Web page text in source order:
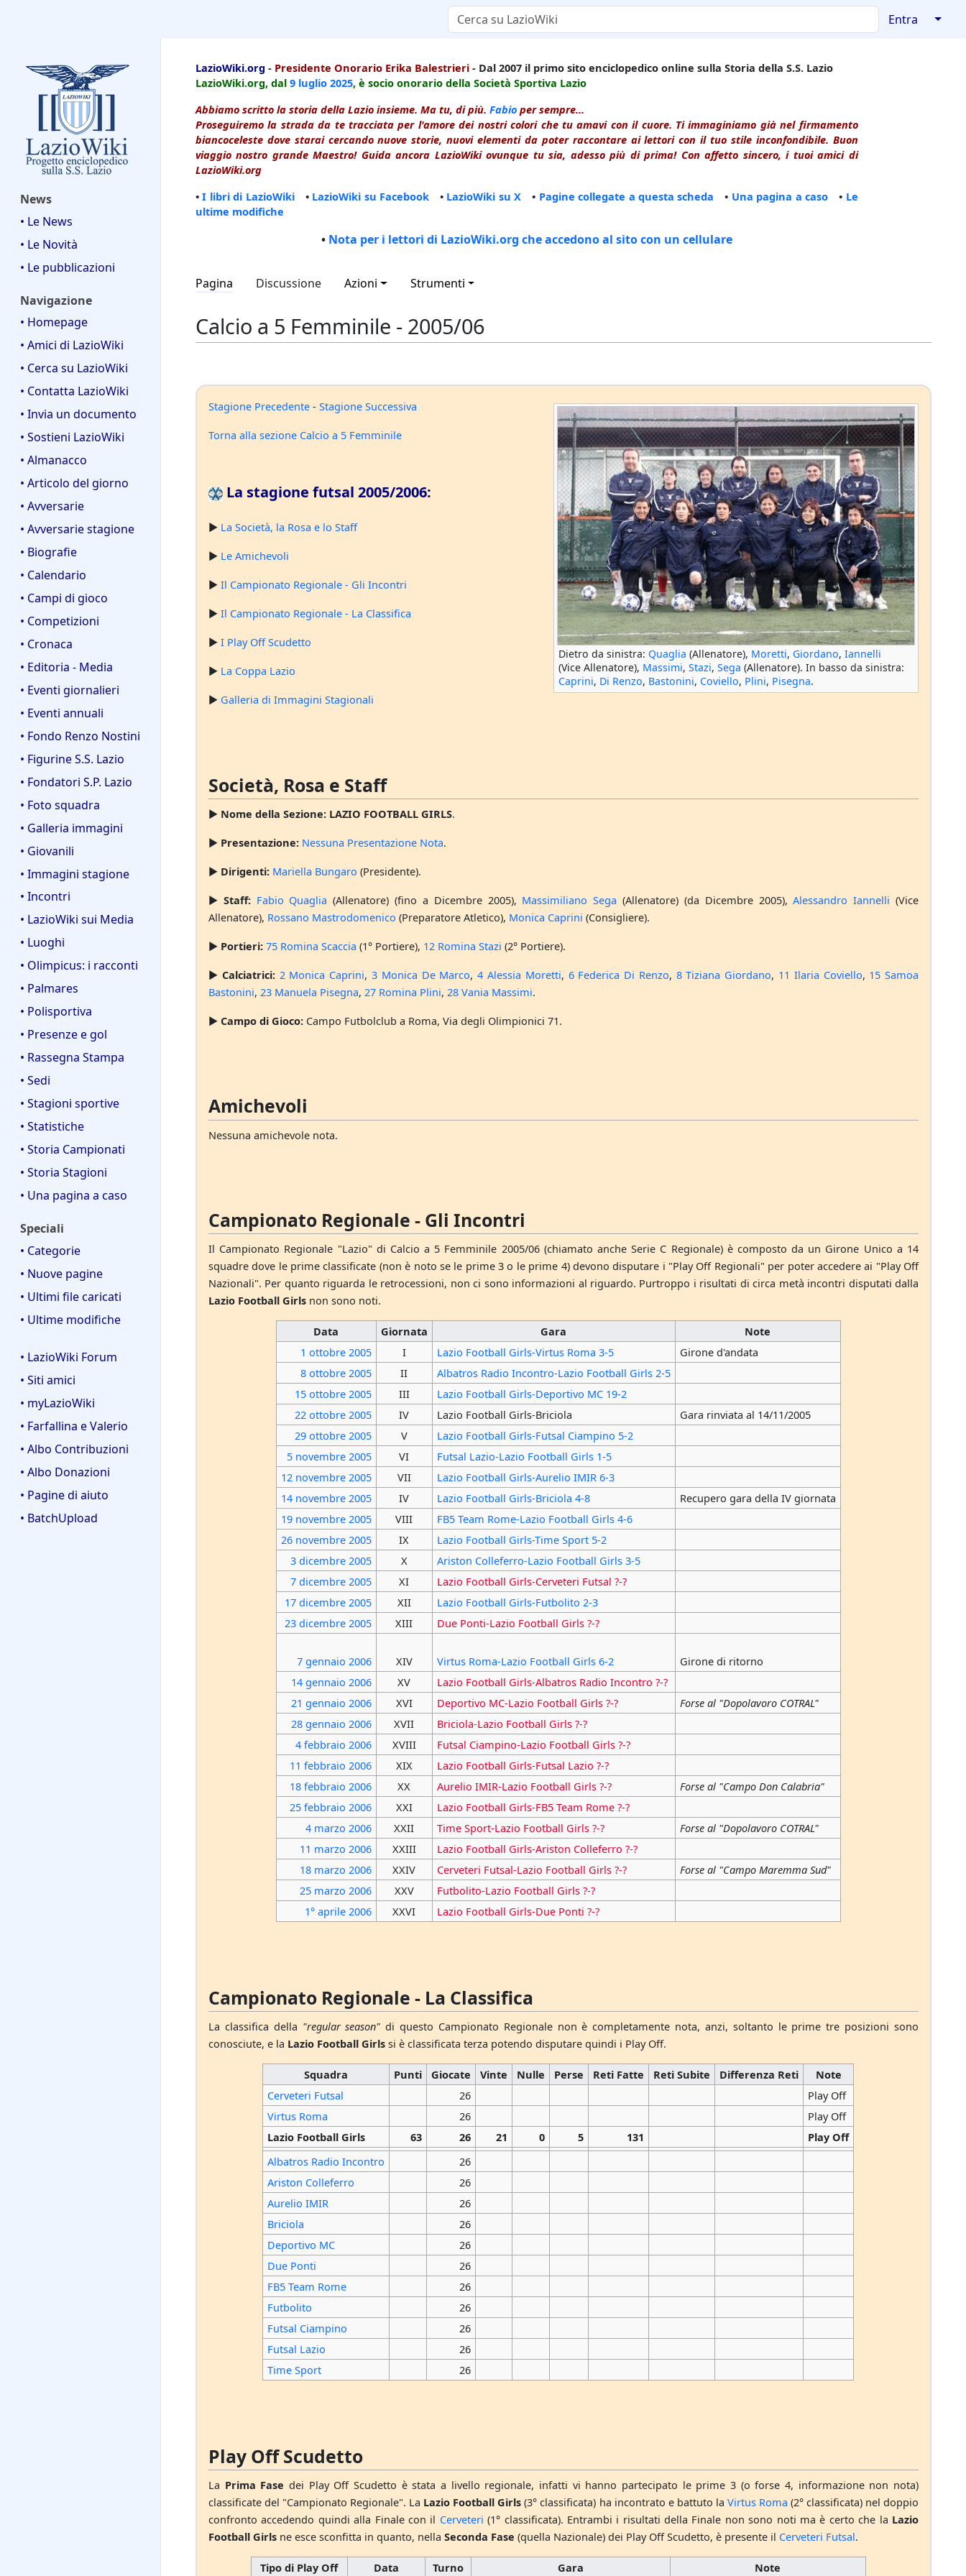
Entra ↓
News
• Le News
• Le Novità
• Le pubblicazioni
Navigazione
• Homepage
• Amici di LazioWiki
• Cerca su LazioWiki
• Contatta LazioWiki
• Invia un documento
• Sostieni LazioWiki
• Almanacco
• Articolo del giorno
• Avversarie
• Avversarie stagione
• Biografie
• Calendario
• Campi di gioco
• Competizioni
• Cronaca
• Editoria - Media
• Eventi giornalieri
• Eventi annuali
• Fondo Renzo Nostini
• Figurine S.S. Lazio
• Fondatori S.P. Lazio
• Foto squadra
• Galleria immagini
• Giovanili
• Immagini stagione
• Incontri
• LazioWiki sui Media
• Luoghi
• Olimpicus: i racconti
• Palmares
• Polisportiva
• Presenze e gol
• Rassegna Stampa
• Sedi
• Stagioni sportive
• Statistiche
• Storia Campionati
• Storia Stagioni
• Una pagina a caso
Speciali
• Categorie
• Nuove pagine
• Ultimi file caricati
• Ultime modifiche
• LazioWiki Forum
• Siti amici
• myLazioWiki
• Farfallina e Valerio
• Albo Contribuzioni
• Albo Donazioni
• Pagine di aiuto
• BatchUpload
LazioWiki.org - Presidente Onorario Erika Balestrieri - Dal 2007 il primo sito enciclopedico online sulla Storia della S.S. Lazio
LazioWiki.org, dal 9 luglio 2025, è socio onorario della Società Sportiva Lazio
Abbiamo scritto la storia della Lazio insieme. Ma tu, di più. Fabio per sempre...
Proseguiremo la strada da te tracciata per l'amore dei nostri colori che tu amavi con il cuore. Ti immaginiamo già nel firmamento
biancoceleste dove starai cercando nuove storie, nuovi elementi da poter raccontare ai lettori con il tuo stile inconfondibile. Buon
viaggio nostro grande Maestro! Guida ancora LazioWiki ovunque tu sia, adesso più di prima! Con affetto sincero, i tuoi amici di
LazioWiki.org
•I libri di LazioWiki• LazioWiki su Facebook • LazioWiki su X • Pagine collegate a questa scheda • Una pagina a caso • Le
ultime modifiche
• Nota per i lettori di LazioWiki.org che accedono al sito con un cellulare
Pagina Discussione Azioni Strumenti
Calcio a 5 Femminile - 2005/06
Dietro da sinistra: Quaglia (Allenatore), Moretti, Giordano, Iannelli
(Vice Allenatore), Massimi, Stazi, Sega (Allenatore). In basso da sinistra:
Caprini, Di Renzo, Bastonini, Coviello, Plini, Pisegna.
Stagione Precedente - Stagione Successiva
Torna alla sezione Calcio a 5 Femminile
La stagione futsal 2005/2006:
► La Società, la Rosa e lo Staff
► Le Amichevoli
► Il Campionato Regionale - Gli Incontri
► Il Campionato Regionale - La Classifica
► I Play Off Scudetto
► La Coppa Lazio
► Galleria di Immagini Stagionali
Società, Rosa e Staff
► Nome della Sezione: LAZIO FOOTBALL GIRLS.
► Presentazione: Nessuna Presentazione Nota.
► Dirigenti: Mariella Bungaro (Presidente).
► Staff: Fabio Quaglia (Allenatore) (fino a Dicembre 2005), Massimiliano Sega (Allenatore) (da Dicembre 2005),Alessandro Iannelli (Vice
Allenatore), Rossano Mastrodomenico (Preparatore Atletico), Monica Caprini (Consigliere).
► Portieri: 75 Romina Scaccia (1° Portiere), 12 Romina Stazi (2° Portiere).
► Calciatrici: 2 Monica Caprini, 3 Monica De Marco,4 Alessia Moretti, 6 Federica Di Renzo, 8 Tiziana Giordano, 11 Ilaria Coviello, 15 Samoa
Bastonini, 23 Manuela Pisegna, 27 Romina Plini, 28 Vania Massimi.
► Campo di Gioco: Campo Futbolclub a Roma, Via degli Olimpionici 71.
Amichevoli
Nessuna amichevole nota.
Campionato Regionale - Gli Incontri
Il Campionato Regionale "Lazio" di Calcio a 5 Femminile 2005/06 (chiamato anche Serie C Regionale) è composto da un Girone Unico a 14
squadre dove le prime classificate (non è noto se le prime 3 o le prime 4) devono disputare i "Play Off Regionali" per poter accedere ai "Play Off
Nazionali". Per quanto riguarda le retrocessioni, non ci sono informazioni al riguardo. Purtroppo i risultati di circa metà incontri disputati dalla
Lazio Football Girls non sono noti.
Data Giornata Gara
Note
1 ottobre 2005 I Lazio Football Girls-Virtus Roma 3-5
Girone d'andata
8 ottobre 2005 II
Albatros Radio Incontro-Lazio Football Girls 2-5
15 ottobre 2005 III
Lazio Football Girls-Deportivo MC 19-2
22 ottobre 2005 IV Lazio Football Girls-Briciola
Gara rinviata al 14/11/2005
29 ottobre 2005 V
Lazio Football Girls-Futsal Ciampino 5-2
5 novembre 2005 VI
Futsal Lazio-Lazio Football Girls 1-5
12 novembre 2005 VII
Lazio Football Girls-Aurelio IMIR 6-3
14 novembre 2005 IV Lazio Football Girls-Briciola 4-8
Recupero gara della IV giornata
19 novembre 2005 VIII
FB5 Team Rome-Lazio Football Girls 4-6
26 novembre 2005 IX
Lazio Football Girls-Time Sport 5-2
3 dicembre 2005 X
Ariston Colleferro-Lazio Football Girls 3-5
7 dicembre 2005 XI
Lazio Football Girls-Cerveteri Futsal ?-?
17 dicembre 2005 XII
Lazio Football Girls-Futbolito 2-3
23 dicembre 2005 XIII Due Ponti-Lazio Football Girls ?-?
7 gennaio 2006 XIV Virtus Roma-Lazio Football Girls 6-2
Girone di ritorno
14 gennaio 2006 XV
Lazio Football Girls-Albatros Radio Incontro ?-?
21 gennaio 2006 XVI Deportivo MC-Lazio Football Girls ?-?
Forse al "Dopolavoro COTRAL"
28 gennaio 2006 XVII
Briciola-Lazio Football Girls ?-?
4 febbraio 2006 XVIII
Futsal Ciampino-Lazio Football Girls ?-?
11 febbraio 2006 XIX
Lazio Football Girls-Futsal Lazio ?-?
18 febbraio 2006 XX Aurelio IMIR-Lazio Football Girls ?-?
Forse al "Campo Don Calabria"
25 febbraio 2006 XXI
Lazio Football Girls-FB5 Team Rome ?-?
4 marzo 2006 XXII Time Sport-Lazio Football Girls ?-?
Forse al "Dopolavoro COTRAL"
11 marzo 2006 XXIII
Lazio Football Girls-Ariston Colleferro ?-?
18 marzo 2006 XXIV Cerveteri Futsal-Lazio Football Girls ?-?
Forse al "Campo Maremma Sud"
25 marzo 2006 XXV
Futbolito-Lazio Football Girls ?-?
1° aprile 2006 XXVI Lazio Football Girls-Due Ponti ?-?
Campionato Regionale - La Classifica
La classifica della "regular season" di questo Campionato Regionale non è completamente nota, anzi, soltanto le prime tre posizioni sono
conosciute, e la Lazio Football Girls si è classificata terza potendo disputare quindi i Play Off.
Squadra Punti Giocate Vinte Nulle Perse Reti Fatte Reti Subite Differenza Reti
Note
Cerveteri Futsal
26
Play Off
Virtus Roma
26
Play Off
Lazio Football Girls
63 26 21 0 5 131
Play Off
Albatros Radio Incontro
26
Ariston Colleferro
26
Aurelio IMIR
26
Briciola
26
Deportivo MC
26
Due Ponti
26
FB5 Team Rome
26
Futbolito
26
Futsal Ciampino
26
Futsal Lazio
26
Time Sport
26
Play Off Scudetto
La Prima Fase dei Play Off Scudetto è stata a livello regionale, infatti vi hanno partecipato le prime 3 (o forse 4, informazione non nota)
classificate del "Campionato Regionale". La Lazio Football Girls (3° classificata) ha incontrato e battuto la Virtus Roma (2° classificata) nel doppio
confronto accedendo quindi alla Finale con il Cerveteri (1° classificata). Entrambi i risultati della Finale non sono noti ma è certo che la Lazio
Football Girls ne esce sconfitta in quanto, nella Seconda Fase (quella Nazionale) dei Play Off Scudetto, è presente il Cerveteri Futsal.
Tipo di Play Off Data Turno Gara Note